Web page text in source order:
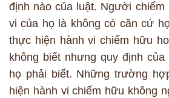
định nào của luật. Người chiếm
vi của họ là không có căn cứ
thực hiện hành vi chiếm hữu
không biết nhưng quy định
họ phải biết. Những trường
hiện hành vi chiếm hữu không